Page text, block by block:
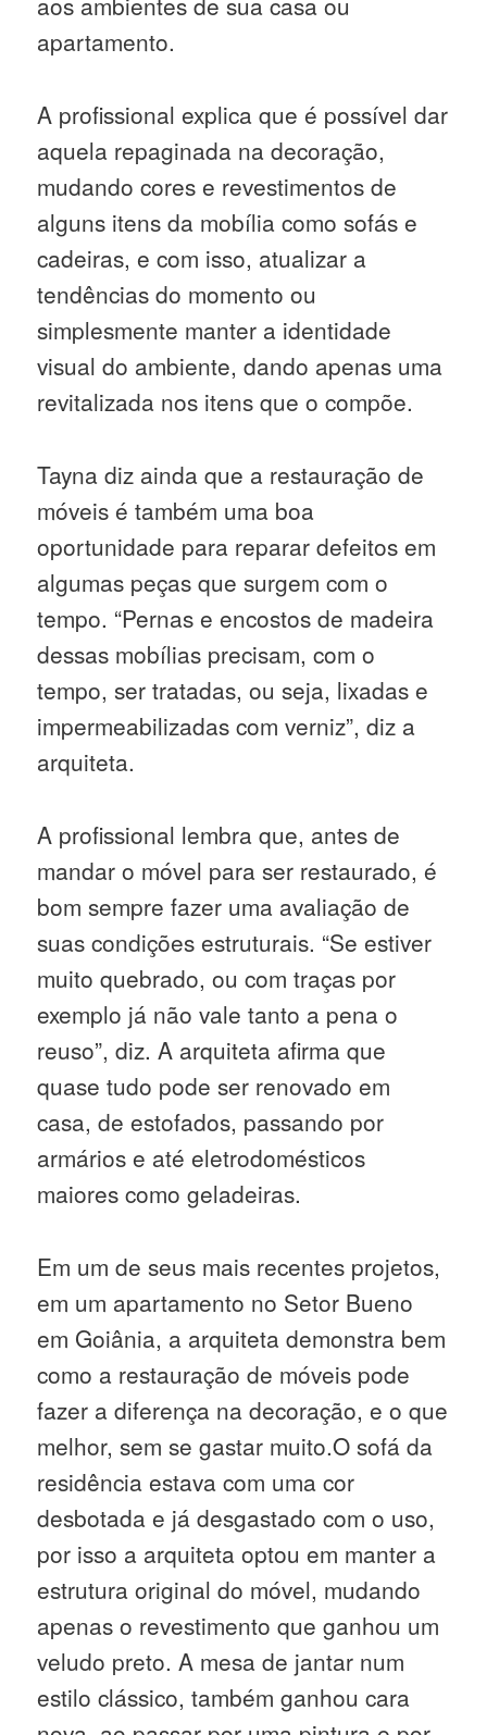
apartamento.
A profissional explica que é possível dar
aquela repaginada na decoração,
mudando cores e revestimentos de
alguns itens da mobília como sofás e
cadeiras, e com isso, atualizar a
tendências do momento ou
simplesmente manter a identidade
visual do ambiente, dando apenas uma
revitalizada nos itens que o compõe.
Tayna diz ainda que a restauração de
móveis é também uma boa
oportunidade para reparar defeitos em
algumas peças que surgem com o
tempo. “Pernas e encostos de madeira
dessas mobílias precisam, com o
tempo, ser tratadas, ou seja, lixadas e
impermeabilizadas com verniz”, diz a
arquiteta.
A profissional lembra que, antes de
mandar o móvel para ser restaurado, é
bom sempre fazer uma avaliação de
suas condições estruturais. “Se estiver
muito quebrado, ou com traças por
exemplo já não vale tanto a pena o
reuso”, diz. A arquiteta afirma que
quase tudo pode ser renovado em
casa, de estofados, passando por
armários e até eletrodomésticos
maiores como geladeiras.
Em um de seus mais recentes projetos,
em um apartamento no Setor Bueno
em Goiânia, a arquiteta demonstra bem
como a restauração de móveis pode
fazer a diferença na decoração, e o que
melhor, sem se gastar muito.O sofá da
residência estava com uma cor
desbotada e já desgastado com o uso,
por isso a arquiteta optou em manter a
estrutura original do móvel, mudando
apenas o revestimento que ganhou um
veludo preto. A mesa de jantar num
estilo clássico, também ganhou cara